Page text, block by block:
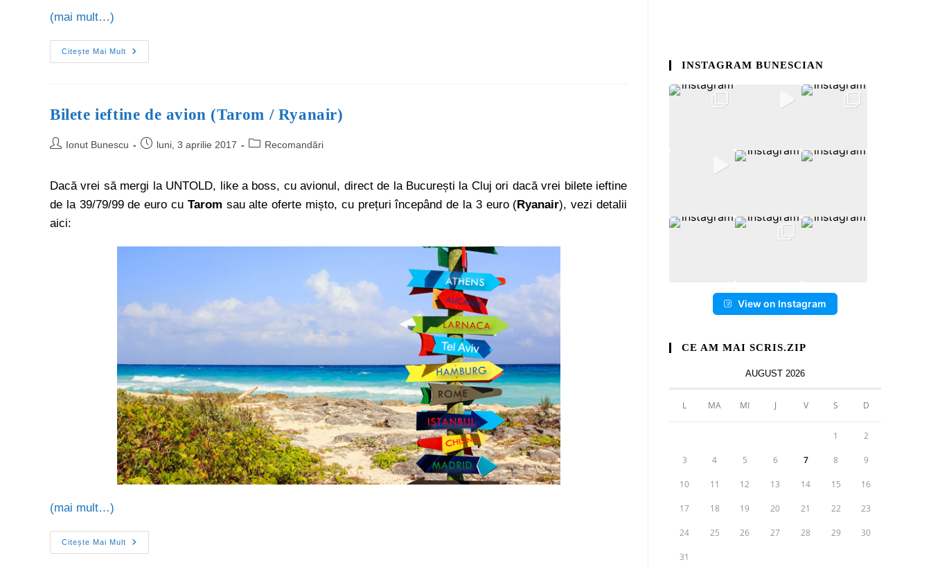
(mai mult…)
Citește Mai Mult
Bilete ieftine de avion (Tarom / Ryanair)
Ionut Bunescu luni, 3 aprilie 2017 Recomandări
Dacă vrei să mergi la UNTOLD, like a boss, cu avionul, direct de la București la Cluj ori dacă vrei bilete ieftine
de la 39/79/99 de euro cu Tarom sau alte oferte mișto, cu prețuri începând de la 3 euro (Ryanair), vezi detalii
aici:
(mai mult…)
Citește Mai Mult
INSTAGRAM BUNESCIAN
View on Instagram
CE AM MAI SCRIS.ZIP
AUGUST 2026
L MA MI J V S D
1 2
3 4 5 6 7 8 9
10 11 12 13 14 15 16
17 18 19 20 21 22 23
24 25 26 27 28 29 30
31